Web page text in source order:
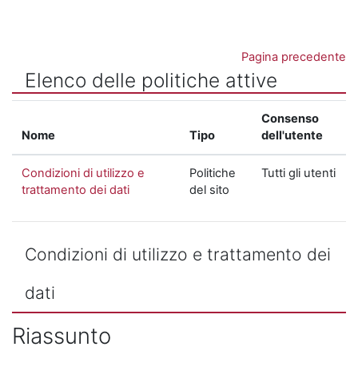
Pagina precedente
Elenco delle politiche attive
Nome Tipo
Consenso
dell'utente
Condizioni di utilizzo e
trattamento dei dati
Politiche
del sito
Tutti gli utenti
Condizioni di utilizzo e trattamento dei
dati
Riassunto